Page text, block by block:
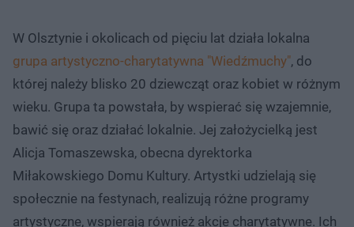
W Olsztynie i okolicach od pięciu lat działa lokalna
grupa artystyczno-charytatywna "Wiedźmuchy", do
której należy blisko 20 dziewcząt oraz kobiet w różnym
wieku. Grupa ta powstała, by wspierać się wzajemnie,
bawić się oraz działać lokalnie. Jej założycielką jest
Alicja Tomaszewska, obecna dyrektorka
Miłakowskiego Domu Kultury. Artystki udzielają się
społecznie na festynach, realizują różne programy
artystyczne, wspierają również akcje charytatywne. Ich